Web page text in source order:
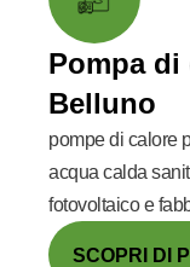
Pompa
Belluno
pompe di calore
acqua calda
fotovoltaico e
SCOPRI DI